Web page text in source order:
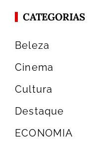
CATEGORIAS
Beleza
Cinema
Cultura
Destaque
ECONOMIA